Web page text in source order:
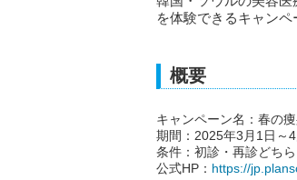
を体験できるキャンペ
概要
キャンペーン名：春の
期間：2025年3月1日～
条件：初診・再診どち
公式HP： https://